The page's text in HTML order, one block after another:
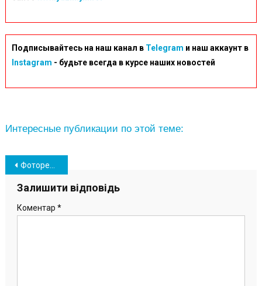
Подписывайтесь на наш канал в Telegram и наш аккаунт в
Instagram - будьте всегда в курсе наших новостей
Интересные публикации по этой теме:
Навігація
записів
Фоторепортаж. Празднование 8 марта в порту «Южный»
Залишити відповідь
Коментар *